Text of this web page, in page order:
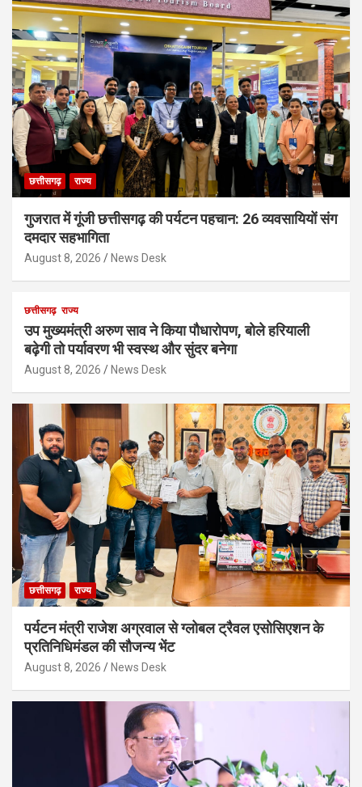
छत्तीसगढ़ राज्य
गुजरात में गूंजी छत्तीसगढ़ की पर्यटन पहचान: 26 व्यवसायियों संग
दमदार सहभागिता
August 8, 2026 News Desk
छत्तीसगढ़ राज्य
उप मुख्यमंत्री अरुण साव ने किया पौधारोपण, बोले हरियाली
बढ़ेगी तो पर्यावरण भी स्वस्थ और सुंदर बनेगा
August 8, 2026 News Desk
छत्तीसगढ़ राज्य
पर्यटन मंत्री राजेश अग्रवाल से ग्लोबल ट्रैवल एसोसिएशन के
प्रतिनिधिमंडल की सौजन्य भेंट
August 8, 2026 News Desk